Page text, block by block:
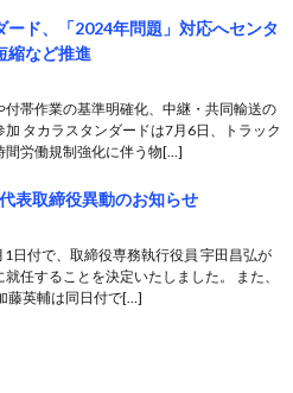
ード、「2024年問題」対応へセンタ
縮など推進
付帯作業の基準明確化、中継・共同輸送の
加 タカラスタンダードは7月6日、トラック
間労働規制強化に伴う物[…]
表取締役異動のお知らせ
日付で、取締役専務執行役員 宇田昌弘が
任することを決定いたしました。 また、
藤英輔は同日付で[…]